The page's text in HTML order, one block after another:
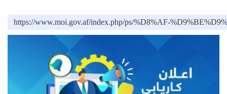
https://www.moi.gov.af/index.php/ps/%D8%AF-